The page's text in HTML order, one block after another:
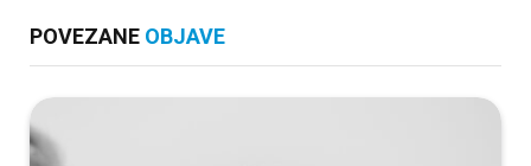
POVEZANE OBJAVE